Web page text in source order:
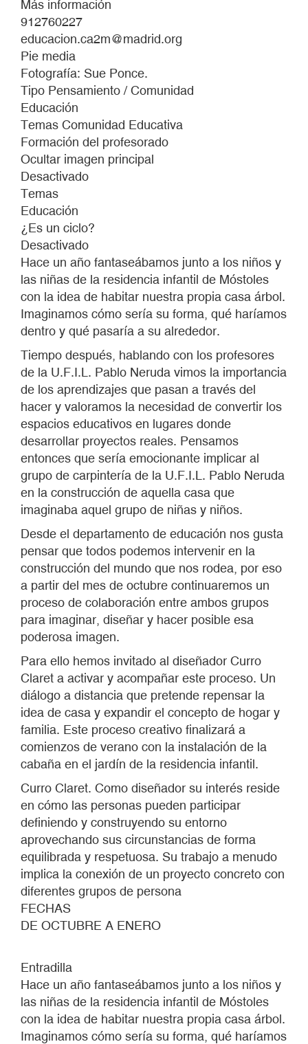
UNA
CLASE
Más información
912760227
educacion.ca2m@madrid.org
Pie media
Fotografía: Sue Ponce.
Tipo Pensamiento / Comunidad
Educación
Temas Comunidad Educativa
Formación del profesorado
Ocultar imagen principal
Desactivado
Temas
Educación
¿Es un ciclo?
Desactivado
Hace un año fantaseábamos junto a los niños y
las niñas de la residencia infantil de Móstoles
con la idea de habitar nuestra propia casa árbol.
Imaginamos cómo sería su forma, qué haríamos
dentro y qué pasaría a su alrededor.
Tiempo después, hablando con los profesores
de la U.F.I.L. Pablo Neruda vimos la importancia
de los aprendizajes que pasan a través del
hacer y valoramos la necesidad de convertir los
espacios educativos en lugares donde
desarrollar proyectos reales. Pensamos
entonces que sería emocionante implicar al
grupo de carpintería de la U.F.I.L. Pablo Neruda
en la construcción de aquella casa que
imaginaba aquel grupo de niñas y niños.
Desde el departamento de educación nos gusta
pensar que todos podemos intervenir en la
construcción del mundo que nos rodea, por eso
a partir del mes de octubre continuaremos un
proceso de colaboración entre ambos grupos
para imaginar, diseñar y hacer posible esa
poderosa imagen.
Para ello hemos invitado al diseñador Curro
Claret a activar y acompañar este proceso. Un
diálogo a distancia que pretende repensar la
idea de casa y expandir el concepto de hogar y
familia. Este proceso creativo finalizará a
comienzos de verano con la instalación de la
cabaña en el jardín de la residencia infantil.
Curro Claret. Como diseñador su interés reside
en cómo las personas pueden participar
definiendo y construyendo su entorno
aprovechando sus circunstancias de forma
equilibrada y respetuosa. Su trabajo a menudo
implica la conexión de un proyecto concreto con
diferentes grupos de persona
FECHAS
DE OCTUBRE A ENERO
Entradilla
Hace un año fantaseábamos junto a los niños y
las niñas de la residencia infantil de Móstoles
con la idea de habitar nuestra propia casa árbol.
Imaginamos cómo sería su forma, qué haríamos